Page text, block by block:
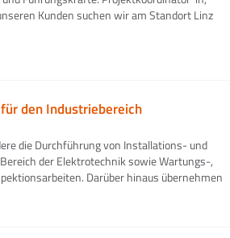
Kunden suchen wir am Standort Linz
den Industriebereich
die Durchführung von Installations- und
der Elektrotechnik sowie Wartungs-,
Darüber hinaus übernehmen